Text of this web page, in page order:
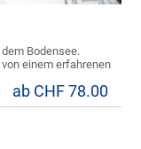
Bodensee.
einem erfahrenen
ab CHF 78.00